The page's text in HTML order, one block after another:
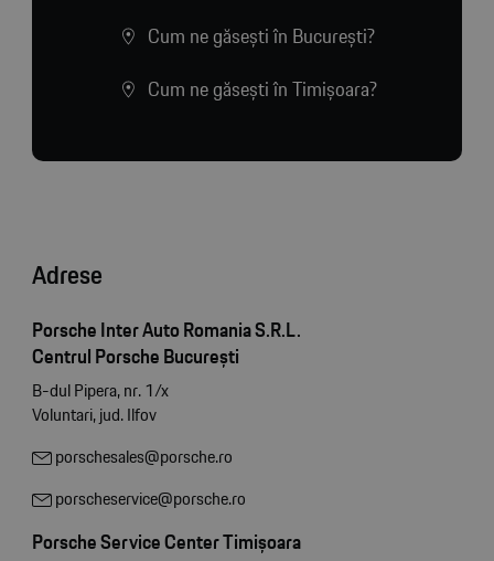
Cum ne găsești în București?
Cum ne găsești în Timișoara?
Adrese
Porsche Inter Auto Romania S.R.L.
Centrul Porsche București
B-dul Pipera, nr. 1/x
Voluntari, jud. Ilfov
porschesales@porsche.ro
porscheservice@porsche.ro
Porsche Service Center Timișoara